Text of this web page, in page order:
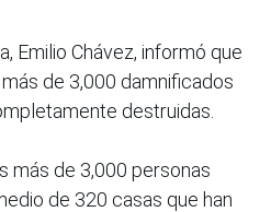
Emilio Chávez, informó que
de 3,000 damnificados
destruidas.
más de 3,000 personas
de 320 casas que han